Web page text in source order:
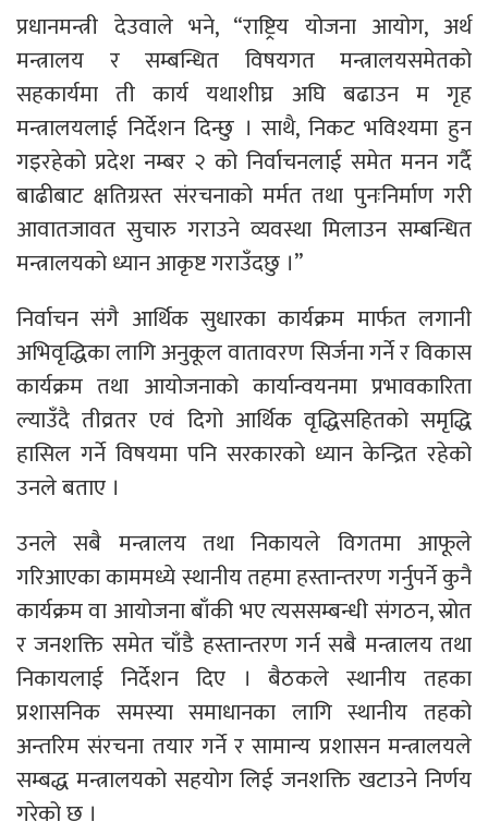
प्रधानमन्त्री देउवाले भने, “राष्ट्रिय योजना आयोग, अर्थ
मन्त्रालय र सम्बन्धित विषयगत मन्त्रालयसमेतको
सहकार्यमा ती कार्य यथाशीघ्र अघि बढाउन म गृह
मन्त्रालयलाई निर्देशन दिन्छु । साथै, निकट भविश्यमा हुन
गइरहेको प्रदेश नम्बर २ को निर्वाचनलाई समेत मनन गर्दै
बाढीबाट क्षतिग्रस्त संरचनाको मर्मत तथा पुनःनिर्माण गरी
आवातजावत सुचारु गराउने व्यवस्था मिलाउन सम्बन्धित
मन्त्रालयको ध्यान आकृष्ट गराउँदछु ।”
निर्वाचन संगै आर्थिक सुधारका कार्यक्रम मार्फत लगानी
अभिवृद्धिका लागि अनुकूल वातावरण सिर्जना गर्ने र विकास
कार्यक्रम तथा आयोजनाको कार्यान्वयनमा प्रभावकारिता
ल्याउँदै तीव्रतर एवं दिगो आर्थिक वृद्धिसहितको समृद्धि
हासिल गर्ने विषयमा पनि सरकारको ध्यान केन्द्रित रहेको
उनले बताए ।
उनले सबै मन्त्रालय तथा निकायले विगतमा आफूले
गरिआएका काममध्ये स्थानीय तहमा हस्तान्तरण गर्नुपर्ने कुनै
कार्यक्रम वा आयोजना बाँकी भए त्यससम्बन्धी संगठन, स्रोत
र जनशक्ति समेत चाँडै हस्तान्तरण गर्न सबै मन्त्रालय तथा
निकायलाई निर्देशन दिए । बैठकले स्थानीय तहका
प्रशासनिक समस्या समाधानका लागि स्थानीय तहको
अन्तरिम संरचना तयार गर्ने र सामान्य प्रशासन मन्त्रालयले
सम्बद्ध मन्त्रालयको सहयोग लिई जनशक्ति खटाउने निर्णय
गरेको छ ।